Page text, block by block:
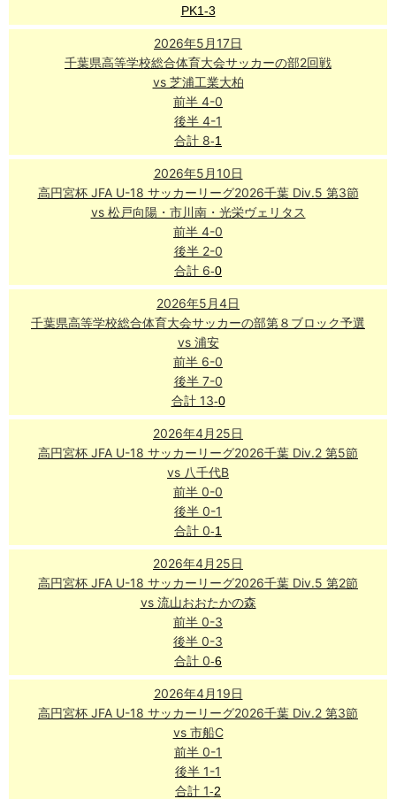
PK1-3
2026年5月17日
千葉県高等学校総合体育大会サッカーの部2回戦
vs 芝浦工業大柏
前半 4-0
後半 4-1
合計 8-1
2026年5月10日
高円宮杯 JFA U-18 サッカーリーグ2026千葉 Div.5 第3節
vs 松戸向陽・市川南・光栄ヴェリタス
前半 4-0
後半 2-0
合計 6-0
2026年5月4日
千葉県高等学校総合体育大会サッカーの部第８ブロック予選
vs 浦安
前半 6-0
後半 7-0
合計 13-0
2026年4月25日
高円宮杯 JFA U-18 サッカーリーグ2026千葉 Div.2 第5節
vs 八千代B
前半 0-0
後半 0-1
合計 0-1
2026年4月25日
高円宮杯 JFA U-18 サッカーリーグ2026千葉 Div.5 第2節
vs 流山おおたかの森
前半 0-3
後半 0-3
合計 0-6
2026年4月19日
高円宮杯 JFA U-18 サッカーリーグ2026千葉 Div.2 第3節
vs 市船C
前半 0-1
後半 1-1
合計 1-2